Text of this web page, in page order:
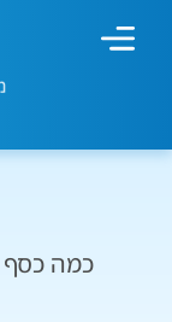
כמה כסף